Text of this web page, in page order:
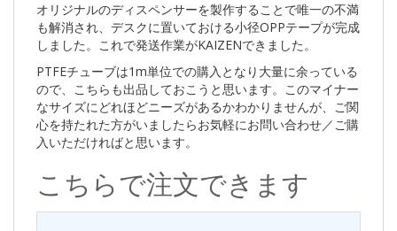
オリジナルのディスペンサーを製作することで唯一の不満
も解消され、デスクに置いておける小径OPPテープが完成
しました。これで発送作業がKAIZENできました。
PTFEチューブは1m単位での購入となり大量に余っている
ので、こちらも出品しておこうと思います。このマイナー
なサイズにどれほどニーズがあるかわかりませんが、ご関
心を持たれた方がいましたらお気軽にお問い合わせ／ご購
入いただければと思います。
こちらで注文できます